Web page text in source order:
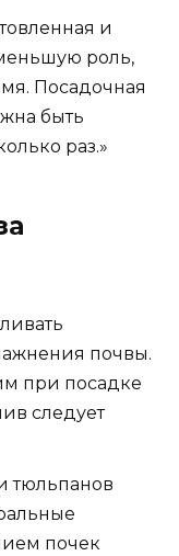
и
роль,
Посадочная
быть
раз.»
почвы.
при посадке
следует
тюльпанов
почек